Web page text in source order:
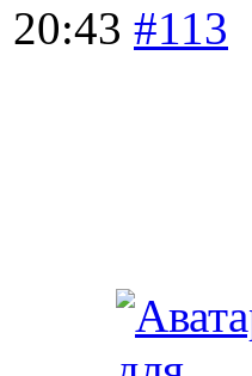
20:43 #113